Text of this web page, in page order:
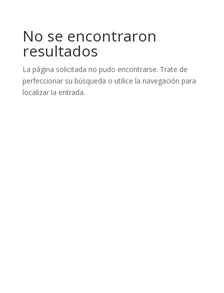
No se encontraron
resultados
La página solicitada no pudo encontrarse. Trate de
perfeccionar su búsqueda o utilice la navegación para
localizar la entrada.